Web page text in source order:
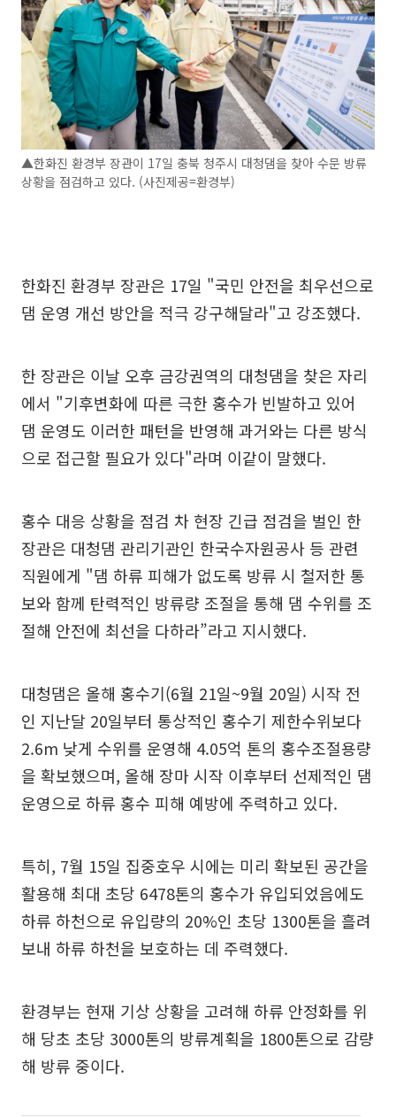
▲한화진 환경부 장관이 17일 충북 청주시 대청댐을 찾아 수문 방류
상황을 점검하고 있다. (사진제공=환경부)
한화진 환경부 장관은 17일 "국민 안전을 최우선으로
댐 운영 개선 방안을 적극 강구해달라"고 강조했다.
한 장관은 이날 오후 금강권역의 대청댐을 찾은 자리
에서 "기후변화에 따른 극한 홍수가 빈발하고 있어
댐 운영도 이러한 패턴을 반영해 과거와는 다른 방식
으로 접근할 필요가 있다"라며 이같이 말했다.
홍수 대응 상황을 점검 차 현장 긴급 점검을 벌인 한
장관은 대청댐 관리기관인 한국수자원공사 등 관련
직원에게 "댐 하류 피해가 없도록 방류 시 철저한 통
보와 함께 탄력적인 방류량 조절을 통해 댐 수위를 조
절해 안전에 최선을 다하라”라고 지시했다.
대청댐은 올해 홍수기(6월 21일~9월 20일) 시작 전
인 지난달 20일부터 통상적인 홍수기 제한수위보다
2.6m 낮게 수위를 운영해 4.05억 톤의 홍수조절용량
을 확보했으며, 올해 장마 시작 이후부터 선제적인 댐
운영으로 하류 홍수 피해 예방에 주력하고 있다.
특히, 7월 15일 집중호우 시에는 미리 확보된 공간을
활용해 최대 초당 6478톤의 홍수가 유입되었음에도
하류 하천으로 유입량의 20%인 초당 1300톤을 흘려
보내 하류 하천을 보호하는 데 주력했다.
환경부는 현재 기상 상황을 고려해 하류 안정화를 위
해 당초 초당 3000톤의 방류계획을 1800톤으로 감량
해 방류 중이다.